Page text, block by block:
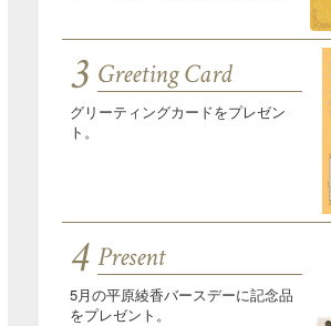
3 Greeting Card
グリーティングカードをプレゼン
ト。
4 Present
5月の平原綾香バースデーに記念品
をプレゼント。